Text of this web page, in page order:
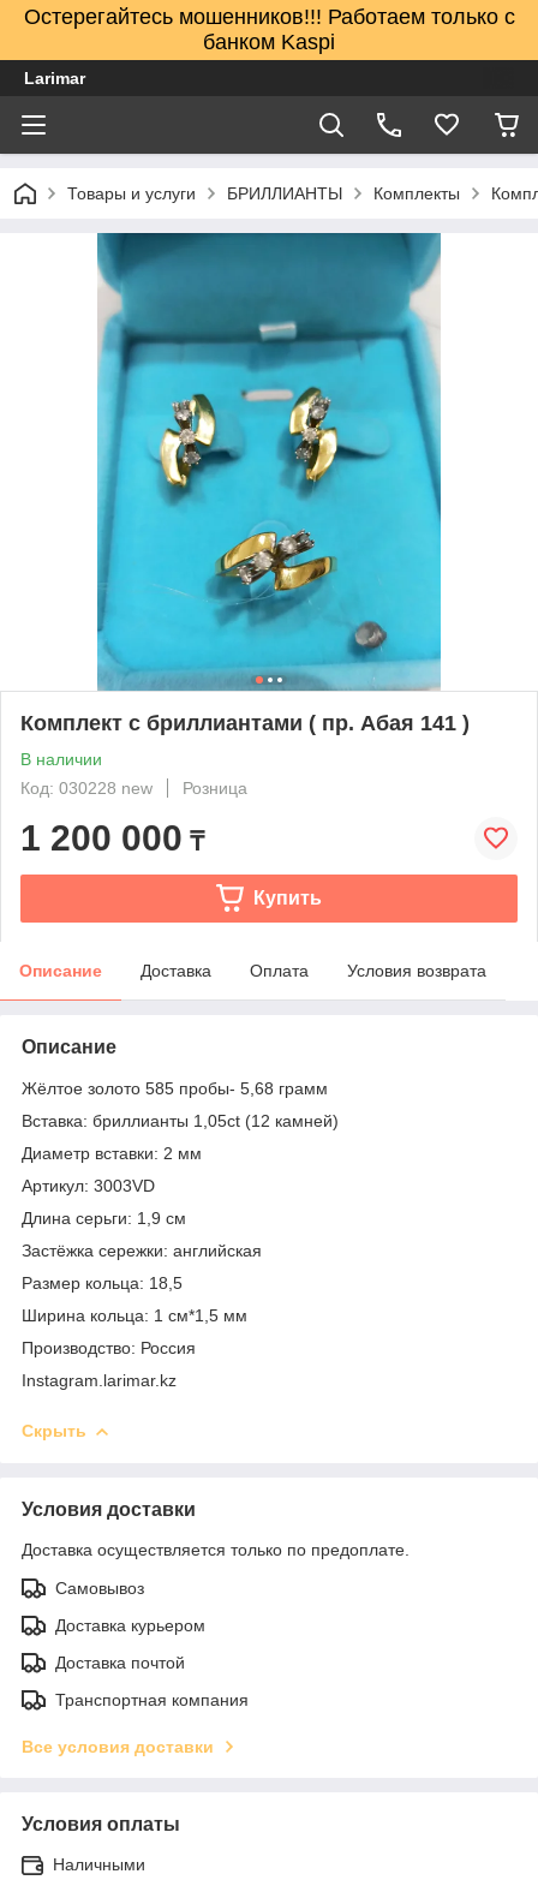
Остерегайтесь мошенников!!! Работаем только с
банком Kaspi
Larimar
Товары и услуги БРИЛЛИАНТЫ Комплекты
Комплект с бриллиантами ( пр. Абая 141 )
В наличии
Код: 030228 new
Розница
1 200 000 ₸
Купить
Описание Доставка Оплата Условия возврата
Описание
Жёлтое золото 585 пробы- 5,68 грамм
Вставка: бриллианты 1,05ct (12 камней)
Диаметр вставки: 2 мм
Артикул: 3003VD
Длина серьги: 1,9 см
Застёжка сережки: английская
Размер кольца: 18,5
Ширина кольца: 1 см*1,5 мм
Производство: Россия
Instagram.larimar.kz
Скрыть
Условия доставки
Доставка осуществляется только по предоплате.
Самовывоз
Доставка курьером
Доставка почтой
Транспортная компания
Все условия доставки
Условия оплаты
Наличными